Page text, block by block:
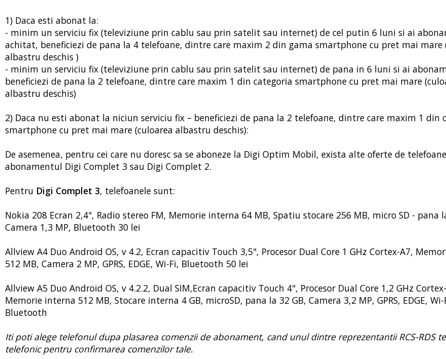
1) Daca esti abonat la:
- minim un serviciu fix (televiziune prin cablu sau prin satelit sau internet) de cel putin 6 luni si ai
achitat, beneficiezi de pana la 4 telefoane, dintre care maxim 2 din gama smartphone cu pret mai mare
albastru deschis )
- minim un serviciu fix (televiziune prin cablu sau prin satelit sau internet) de pana in 6 luni si ai
beneficiezi de pana la 2 telefoane, dintre care maxim 1 din categoria smartphone cu pret mai mare
albastru deschis)
2) Daca nu esti abonat la niciun serviciu fix – beneficiezi de pana la 2 telefoane, dintre care maxim 1 din
smartphone cu pret mai mare (culoarea albastru deschis):
De asemenea, pentru cei care nu doresc sa se aboneze la Digi Optim Mobil, exista alte oferte de
abonamentul Digi Complet 3 sau Digi Complet 2.
Pentru Digi Complet 3, telefoanele sunt:
Nokia 208 Ecran 2,4", Radio stereo FM, Memorie interna 64 MB, Spatiu stocare 256 MB, micro SD - pana
Camera 1,3 MP, Bluetooth 30 lei
Allview A4 Duo Android OS, v 4.2, Ecran capacitiv Touch 3,5", Procesor Dual Core 1 GHz Cortex-A7,
512 MB, Camera 2 MP, GPRS, EDGE, Wi-Fi, Bluetooth 50 lei
Allview A5 Duo Android OS, v 4.2.2, Dual SIM,Ecran capacitiv Touch 4", Procesor Dual Core 1,2 GHz
Memorie interna 512 MB, Stocare interna 4 GB, microSD, pana la 32 GB, Camera 3,2 MP, GPRS, EDGE, Wi-
Bluetooth
Iti poti alege telefonul dupa plasarea comenzii de abonament, cand unul dintre reprezentantii RCS-RDS
telefonic pentru confirmarea comenzilor tale.